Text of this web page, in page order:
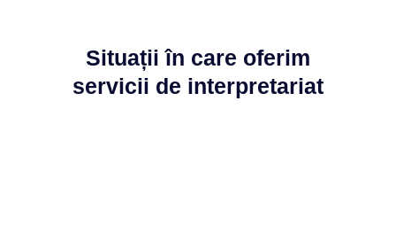
Situații în care oferim
servicii de interpretariat